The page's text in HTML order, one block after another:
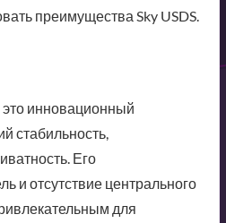
преимущества Sky USDS.
инновационный
стабильность,
Его
и отсутствие центрального
для